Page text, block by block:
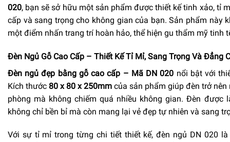
020, bạn sẽ sở hữu một sản phẩm được thiết kế tinh xảo, tỉ
cấp và sang trọng cho không gian của bạn. Sản phẩm này
một điểm nhấn trang trí hoàn hảo, thể hiện gu thẩm mỹ tinh
Đèn Ngủ Gỗ Cao Cấp – Thiết Kế Tỉ Mỉ, Sang Trọng Và Đẳng
Đèn ngủ đẹp bằng gỗ cao cấp – Mã DN 020 nổi bật với
Kích thước 80 x 80 x 250mm của sản phẩm giúp đèn trở
phòng mà không chiếm quá nhiều không gian. Đèn được
không chỉ bền bỉ mà còn mang lại vẻ đẹp tự nhiên và sang
Với sự tỉ mỉ trong từng chi tiết thiết kế, đèn ngủ DN 020